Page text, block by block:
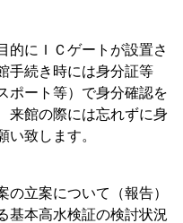
にＩＣゲートが設置さ
手続き時には身分証等
ポート等）で身分確認を
来館の際には忘れずに身
い致します。
の立案について（報告）
基本高水検証の検討状況